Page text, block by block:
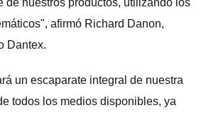
afirmó Richard Danon,
Dantex.
un escaparate integral de nuestra
todos los medios disponibles, ya